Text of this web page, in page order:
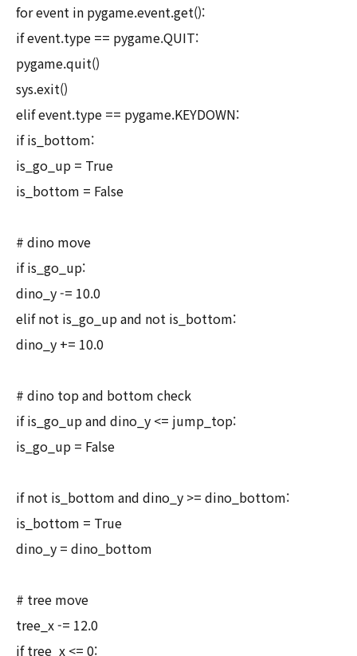
for event in pygame.event.get():
if event.type == pygame.QUIT:
pygame.quit()
sys.exit()
elif event.type == pygame.KEYDOWN:
if is_bottom:
is_go_up = True
is_bottom = False
# dino move
if is_go_up:
dino_y -= 10.0
elif not is_go_up and not is_bottom:
dino_y += 10.0
# dino top and bottom check
if is_go_up and dino_y <= jump_top:
is_go_up = False
if not is_bottom and dino_y >= dino_bottom:
is_bottom = True
dino_y = dino_bottom
# tree move
tree_x -= 12.0
if tree_x <= 0: